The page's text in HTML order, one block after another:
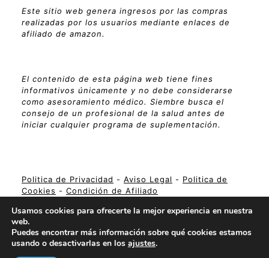
Este sitio web genera ingresos por las compras
realizadas por los usuarios mediante enlaces de
afiliado de amazon.
El contenido de esta página web tiene fines
informativos únicamente y no debe considerarse
como asesoramiento médico. Siembre busca el
consejo de un profesional de la salud antes de
iniciar cualquier programa de suplementación.
Politica de Privacidad - Aviso Legal - Politica de
Cookies - Condición de Afiliado
Suplementa Tu Vida
Usamos cookies para ofrecerte la mejor experiencia en nuestra
web.
Puedes encontrar más información sobre qué cookies estamos
usando o desactivarlas en los ajustes.